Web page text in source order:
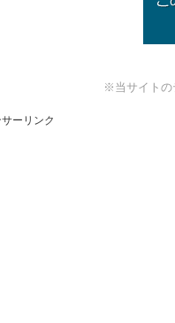
※当サイトの
ーリンク